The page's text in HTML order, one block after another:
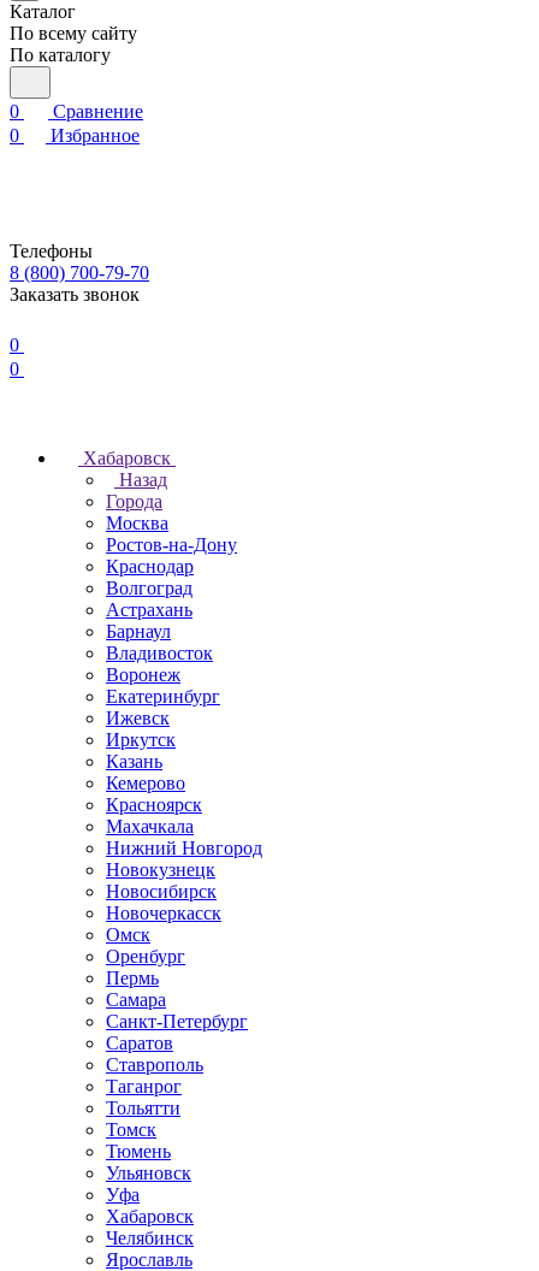
Каталог
По всему сайту
По каталогу
0
Сравнение
0
Избранное
Телефоны
8 (800) 700-79-70
Заказать звонок
0
0
Хабаровск
Назад
Города
Москва
Ростов-на-Дону
Краснодар
Волгоград
Астрахань
Барнаул
Владивосток
Воронеж
Екатеринбург
Ижевск
Иркутск
Казань
Кемерово
Красноярск
Махачкала
Нижний Новгород
Новокузнецк
Новосибирск
Новочеркаcск
Омск
Оренбург
Пермь
Самара
Санкт-Петербург
Саратов
Ставрополь
Таганрог
Тольятти
Томск
Тюмень
Ульяновск
Уфа
Хабаровск
Челябинск
Ярославль